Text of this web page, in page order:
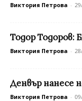
Виктория Петрова -
Тодор Тодоров:
Виктория Петрова -
Денвър нанесе
Виктория Петрова -